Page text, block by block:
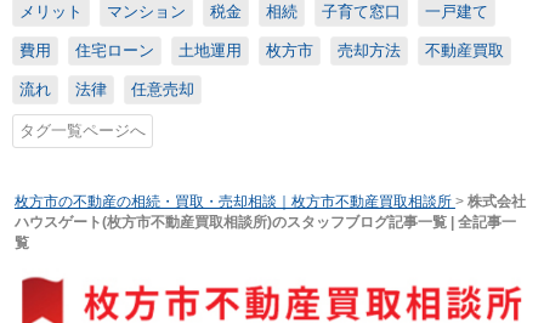
メリット マンション 税金 相続 子育て窓口 一戸建て
費用 住宅ローン 土地運用 枚方市 売却方法 不動産買取
流れ 法律 任意売却
タグ一覧ページへ
枚方市の不動産の相続・買取・売却相談｜枚方市不動産買取相談所 > 株式会社
ハウスゲート(枚方市不動産買取相談所)のスタッフブログ記事一覧 | 全記事一
覧